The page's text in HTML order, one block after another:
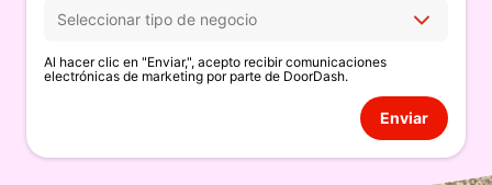
Al hacer clic en "Enviar,", acepto recibir comunicaciones
electrónicas de marketing por parte de DoorDash.
Enviar